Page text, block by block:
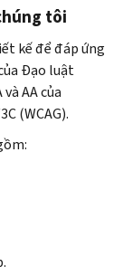
tôi
kế để đáp ứng
Đạo luật
AA của
(WCAG).